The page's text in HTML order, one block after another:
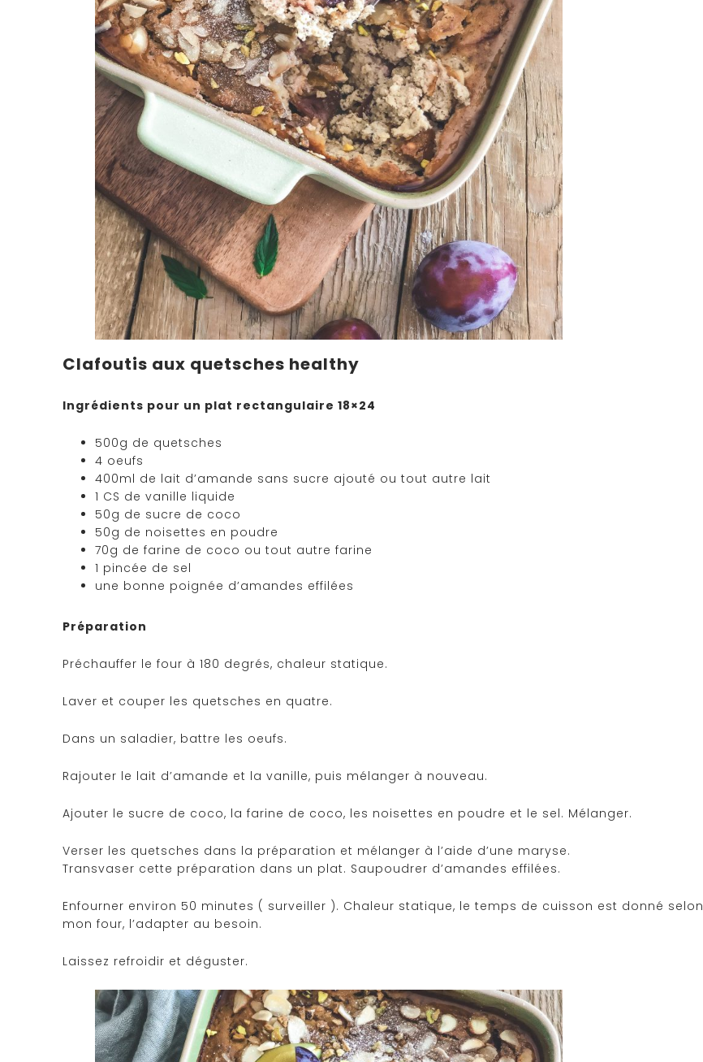
Clafoutis aux quetsches healthy
Ingrédients pour un plat rectangulaire 18×24
500g de quetsches
4 oeufs
400ml de lait d’amande sans sucre ajouté ou tout autre lait
1 CS de vanille liquide
50g de sucre de coco
50g de noisettes en poudre
70g de farine de coco ou tout autre farine
1 pincée de sel
une bonne poignée d’amandes effilées
Préparation
Préchauffer le four à 180 degrés, chaleur statique.
Laver et couper les quetsches en quatre.
Dans un saladier, battre les oeufs.
Rajouter le lait d’amande et la vanille, puis mélanger à nouveau.
Ajouter le sucre de coco, la farine de coco, les noisettes en poudre et le sel. Mélanger.
Verser les quetsches dans la préparation et mélanger à l’aide d’une maryse.
Transvaser cette préparation dans un plat. Saupoudrer d’amandes effilées.
Enfourner environ 50 minutes ( surveiller ). Chaleur statique, le temps de cuisson est donné selon
mon four, l’adapter au besoin.
Laissez refroidir et déguster.